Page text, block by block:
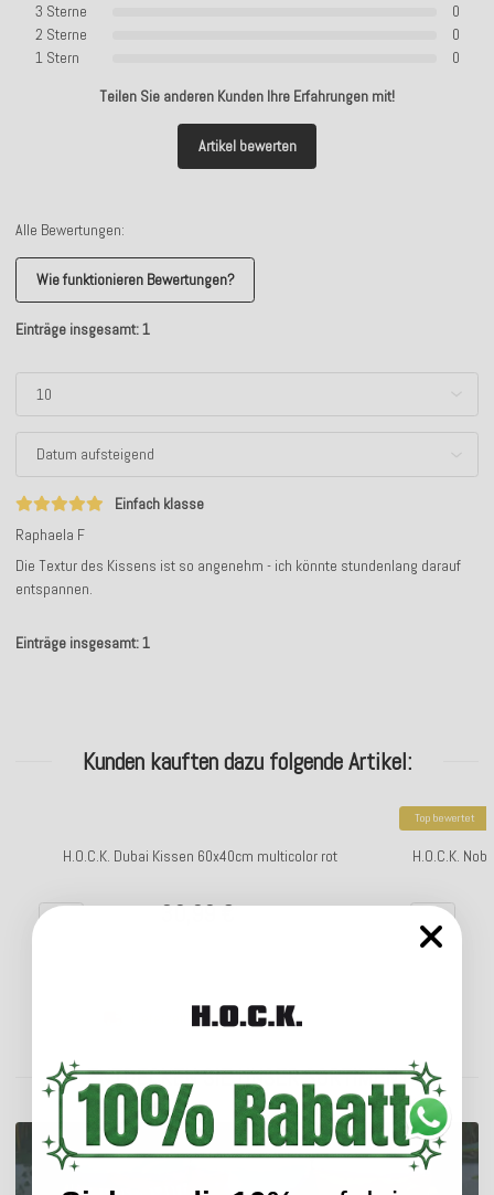
3 Sterne
0
2 Sterne
0
1 Stern
0
Teilen Sie anderen Kunden Ihre Erfahrungen mit!
Artikel bewerten
Alle Bewertungen:
Wie funktionieren Bewertungen?
Einträge insgesamt: 1
Einfach klasse
Raphaela F
Die Textur des Kissens ist so angenehm - ich könnte stundenlang darauf
entspannen.
Einträge insgesamt: 1
Kunden kauften dazu folgende Artikel:
H.O.C.K. Dubai Kissen 60x40cm multicolor rot
30,99 €*
Lieferzeit: ca. 5-7 Werktage
Top bewertet
H.O.C.K.
ENTDECKEN SIE UNSER SORTIMENT